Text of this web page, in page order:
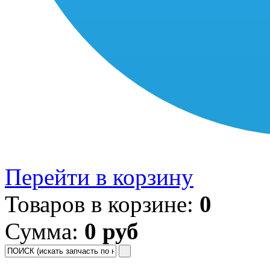
Перейти в корзину
Товаров в корзине: 0
Сумма: 0 руб